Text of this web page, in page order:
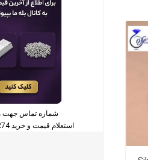
استعلام قیمت و خرید 09120149274